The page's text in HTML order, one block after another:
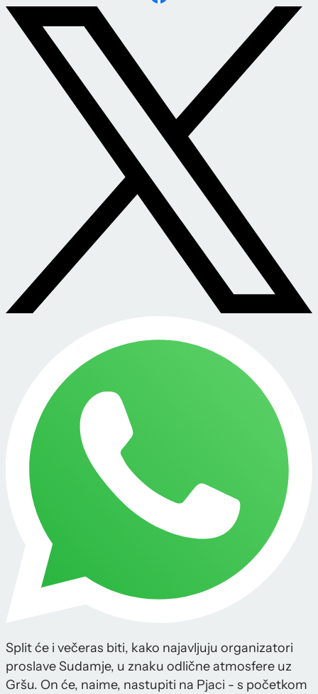
Split će i večeras biti, kako najavljuju organizatori
proslave Sudamje, u znaku odlične atmosfere uz
Gršu. On će, naime, nastupiti na Pjaci - s početkom